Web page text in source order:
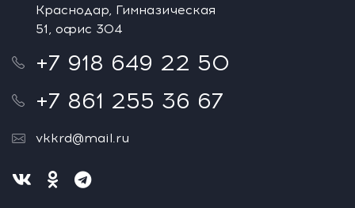
Краснодар, Гимназическая
51, офис 304
+7 918 649 22 50
+7 861 255 36 67
vkkrd@mail.ru